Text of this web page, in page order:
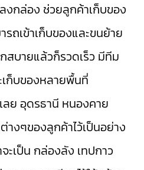
งกล่อง ช่วยลูกค้าเก็บของ
ถเข้าเก็บของและขนย้าย
สบายแล้วก็รวดเร็ว มีทีม
ก็บของหลายพื้นที่
ย อุดรธานี หนองคาย
งๆของลูกค้าไว้เป็นอย่าง
เป็น กล่องลัง เทปกาว